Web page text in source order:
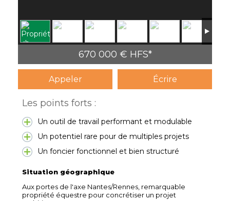
670 000 € HFS*
Appeler Écrire
Les points forts :
Un outil de travail performant et modulable
Un potentiel rare pour de multiples projets
Un foncier fonctionnel et bien structuré
Situation géographique
Aux portes de l'axe Nantes/Rennes, remarquable
propriété équestre pour concrétiser un projet